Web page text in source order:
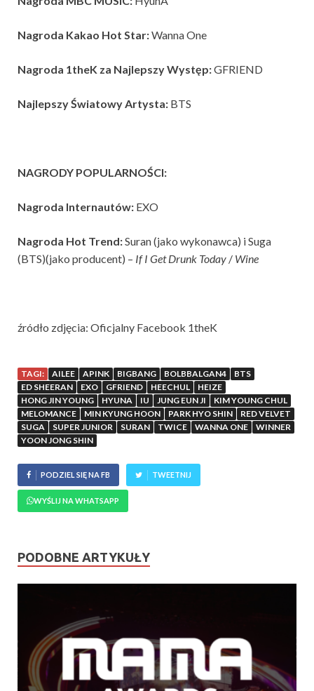
Nagroda Kakao Hot Star:Wanna One
Nagroda 1theK za Najlepszy Występ:GFRIEND
Najlepszy Światowy Artysta: BTS
NAGRODY POPULARNOŚCI:
Nagroda Internautów: EXO
Nagroda Hot Trend:Suran (jako wykonawca) i Suga
(BTS)(jako producent) – If I Get Drunk Today / Wine
źródło zdjęcia: Oficjalny Facebook 1theK
TAGI: AILEE APINK BIGBANG BOLBBALGAN4
BTS
ED SHEERAN
EXO GFRIEND HEECHUL
HEIZE
HONG JIN YOUNG
HYUNA IU JUNG EUN JI
KIM YOUNG CHUL
MELOMANCE
MIN KYUNG HOON PARK HYO SHIN
RED VELVET
SUGA
SUPER JUNIOR SURAN TWICE WANNA ONE
WINNER
YOON JONG SHIN
PODZIEL SIĘ NA FB TWEETNIJ
WYŚLIJ NA WHATSAPP
PODOBNE ARTYKUŁY